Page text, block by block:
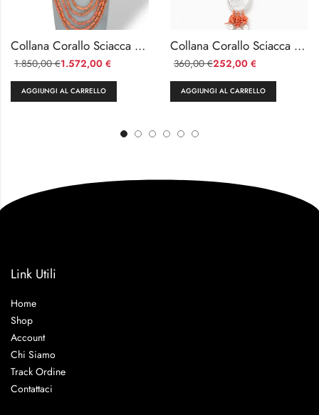
Collana Corallo Sciacca 5 Fili Oro 750 con Sculture Laterali
1.572,00 €
1.850,00€
AGGIUNGI AL CARRELLO
Collana Corallo Sciacca con Cammeo
252,00 €
360,00€
AGGIUNGI AL CARRELLO
Link Utili
Home
Shop
Account
Chi Siamo
Track Ordine
Contattaci